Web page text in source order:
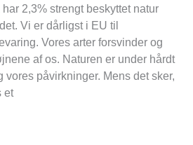
2,3% strengt beskyttet natur
Vi er dårligst i EU til
Vores arter forsvinder og
af os. Naturen er under hårdt
vores påvirkninger. Mens det sker,
et